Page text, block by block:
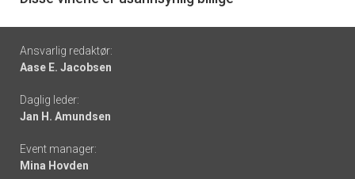
Footer
-
links
Ansvarlig redaktør:
Aase E. Jacobsen
Daglig leder:
Jan H. Amundsen
Event manager:
Mina Hovden